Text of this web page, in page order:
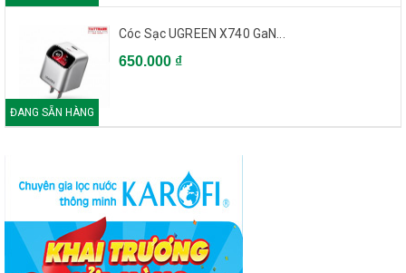
ĐANG SẴN HÀNG
Cóc Sạc UGREEN X740 GaN...
650.000 ₫